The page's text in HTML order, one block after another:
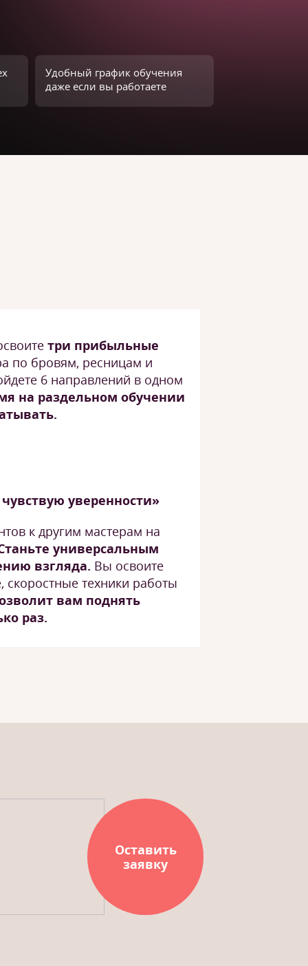
Удобный график обучения
даже если вы работаете
три прибыльные
по бровям, ресницам и
6 направлений в одном
на раздельном обучении
уверенности»
к другим мастерам на
универсальным
взгляда. Вы освоите
техники работы
вам поднять
раз.
Оставить
заявку